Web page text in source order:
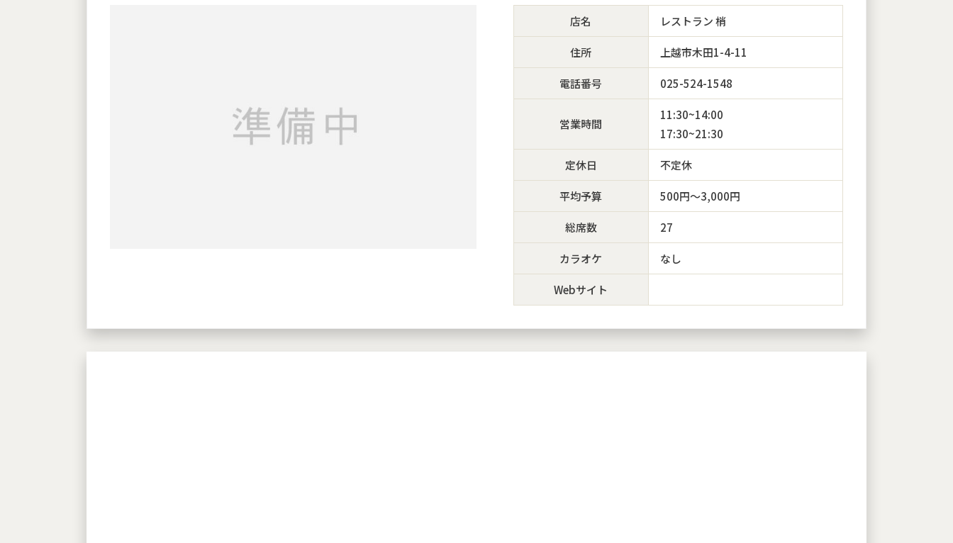
店名 レストラン 梢
住所 上越市木田1-4-11
電話番号 025-524-1548
営業時間
11:30~14:00
17:30~21:30
定休日 不定休
平均予算 500円〜3,000円
総席数 27
カラオケ なし
Webサイト